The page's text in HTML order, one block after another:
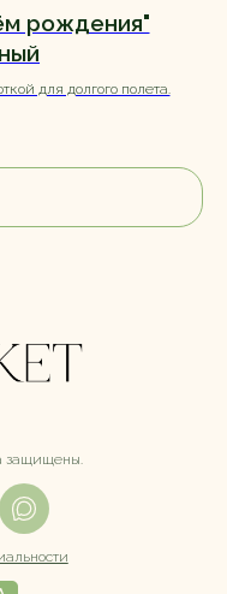
рождения"
для долгого полета.
защищены.